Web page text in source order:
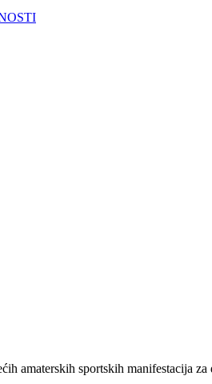
amaterskih sportskih manifestacija za